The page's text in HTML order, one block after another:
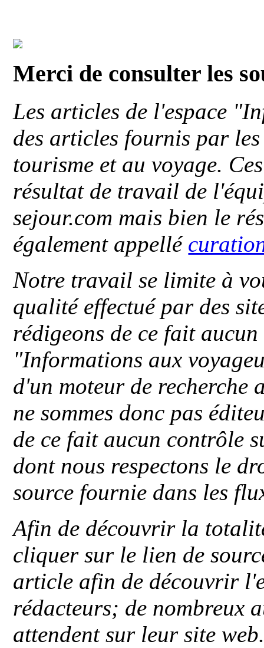
Merci de consulter les
Les articles de l'espace
des articles fournis par
tourisme et au voyage.
résultat de travail de
sejour.com mais bien le
également appellé
Notre travail se limite à
qualité effectué par des
rédigeons de ce fait
"Informations aux
d'un moteur de recherche
ne sommes donc pas
de ce fait aucun contrôle
dont nous respectons le
source fournie dans les
Afin de découvrir la
cliquer sur le lien de
article afin de découvrir
rédacteurs; de nombreux
attendent sur leur site